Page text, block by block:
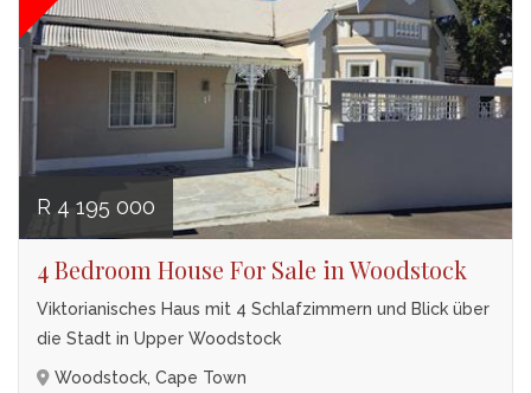
R 4 195 000
4 Bedroom House For Sale in Woodstock
Viktorianisches Haus mit 4 Schlafzimmern und Blick über
die Stadt in Upper Woodstock
Woodstock, Cape Town